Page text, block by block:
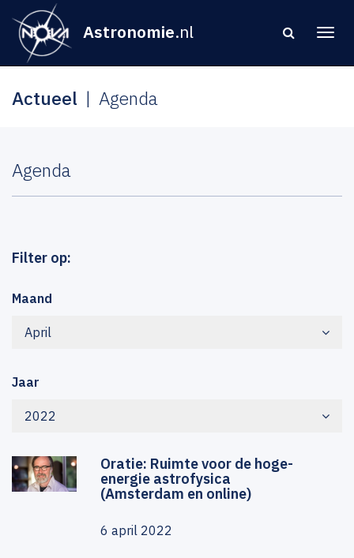
Astronomie.nl
Actueel Agenda
Agenda
Filter op:
Maand
April
Jaar
2022
Oratie: Ruimte voor de hoge-
energie astrofysica
(Amsterdam en online)
6 april 2022